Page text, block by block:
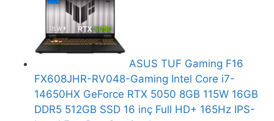
ASUS TUF Gaming F16
FX608JHR-RV048-Gaming Intel Core i7-
14650HX GeForce RTX 5050 8GB 115W 16GB
DDR5 512GB SSD 16 inç Full HD+ 165Hz IPS-